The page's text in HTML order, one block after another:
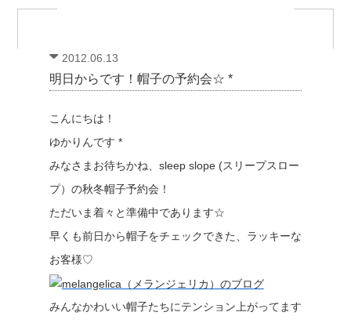
2012.06.13
明日からです！帽子の予約会☆ *
こんにちは！
ゆかりんです *
みなさまお待ちかね、sleep slope (スリープスロー
プ）の秋冬帽子予約会！
ただいま着々と準備中であります☆
早くも前日から帽子をチェックできた、ラッキーな
お客様♡
みんなかわいい帽子たちにテンション上がってます